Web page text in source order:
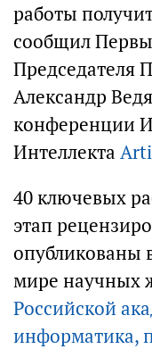
работы
сообщил
Председателя
Александр
конференции
Интеллекта
40 ключевых
этап
опубликованы
мире научных
Российской
информатика,